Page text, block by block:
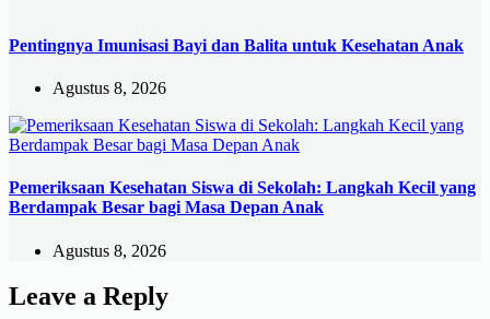
Pentingnya Imunisasi Bayi dan Balita untuk Kesehatan Anak
Agustus 8, 2026
Pemeriksaan Kesehatan Siswa di Sekolah: Langkah Kecil yang
Berdampak Besar bagi Masa Depan Anak
Agustus 8, 2026
Leave a Reply